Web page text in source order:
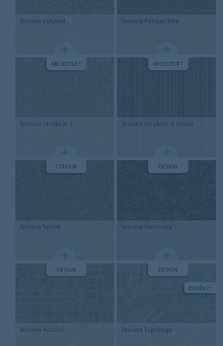
Tessera Infused Tessera Perspective
Tessera Struktur 1 Tessera Struktur 2 linear
TesseraTeviot Tessera Harmony
Tessera Accord TesseraTopology